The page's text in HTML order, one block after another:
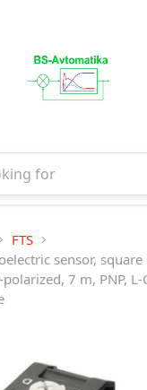
FTS
sensor, square
7 m, PNP,